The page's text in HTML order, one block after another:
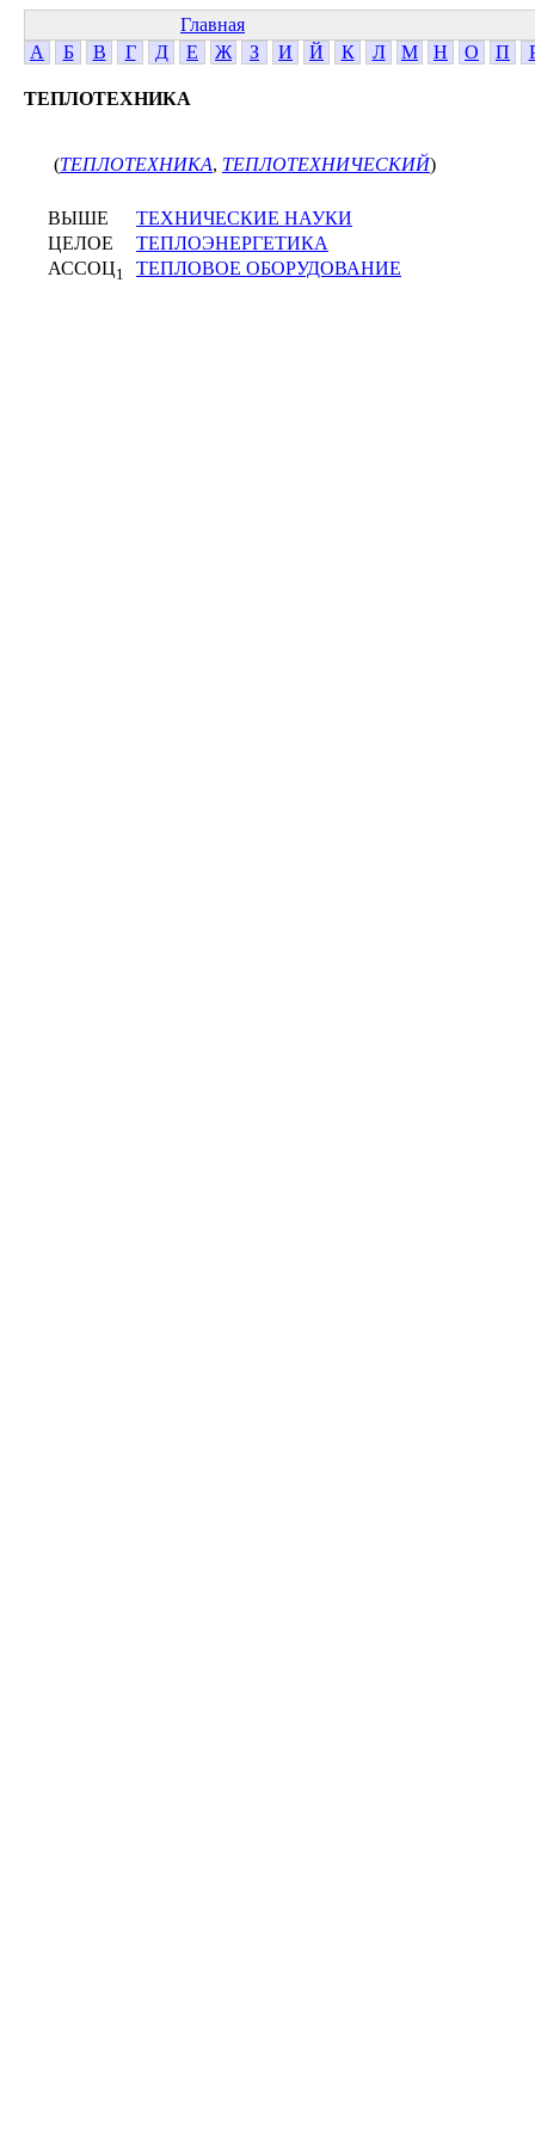
Главная
А
Б В Г Д Е Ж З И Й К Л М Н О П
ТЕПЛОТЕХНИКА
(ТЕПЛОТЕХНИКА, ТЕПЛОТЕХНИЧЕСКИЙ)
ВЫШЕ
ТЕХНИЧЕСКИЕ НАУКИ
ЦЕЛОЕ
ТЕПЛОЭНЕРГЕТИКА
АССОЦ1 ТЕПЛОВОЕ ОБОРУДОВАНИЕ